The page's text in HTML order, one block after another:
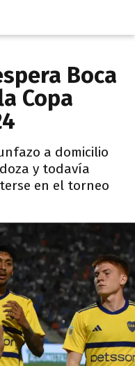
Boca
Copa
a domicilio
y todavía
en el torneo